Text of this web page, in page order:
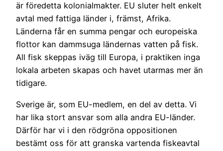
är föredetta kolonialmakter. EU sluter helt enkelt
avtal med fattiga länder i, främst, Afrika.
Länderna får en summa pengar och europeiska
flottor kan dammsuga ländernas vatten på fisk.
All fisk skeppas iväg till Europa, i praktiken inga
lokala arbeten skapas och havet utarmas mer än
tidigare.
Sverige är, som EU-medlem, en del av detta. Vi
har lika stort ansvar som alla andra EU-länder.
Därför har vi i den rödgröna oppositionen
bestämt oss för att granska vartenda fiskeavtal